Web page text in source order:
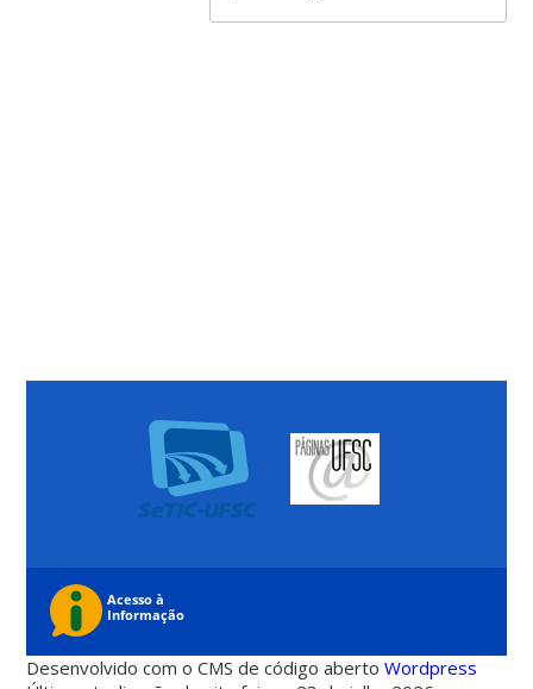
Desenvolvido com o CMS de código abertoWordpress